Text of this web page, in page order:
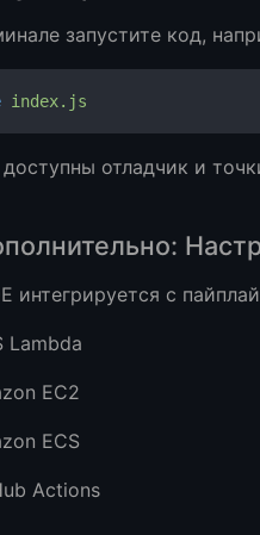
запустите код,
index.js
отладчик и
интегрируется с
Lambda
EC2
ECS
Actions